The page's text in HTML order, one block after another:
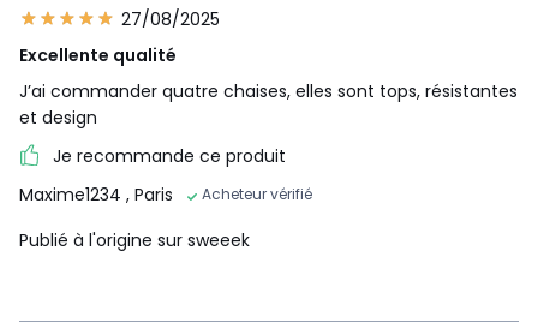
27/08/2025
Excellente qualité
J’ai commander quatre chaises, elles sont tops, résistantes
et design
Je recommande ce produit
Maxime1234 , Paris Acheteur vérifié
Publié à l'origine sur sweeek